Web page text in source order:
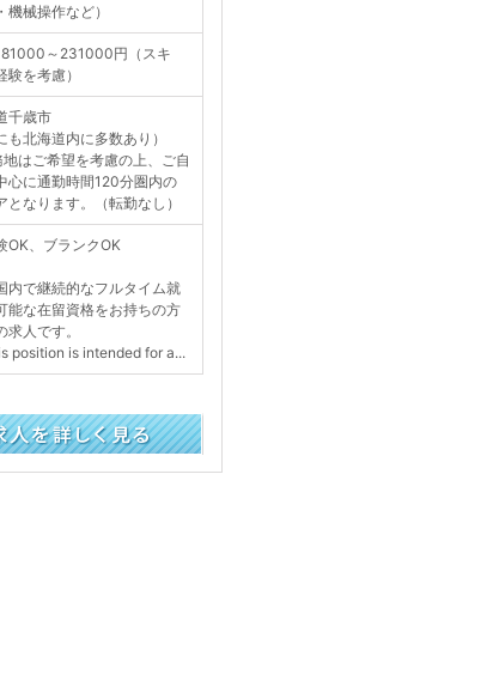
機械操作など）
～231000円（スキ
験を考慮）
千歳市
も北海道内に多数あり）
はご希望を考慮の上、ご自
心に通勤時間120分圏内の
となります。（転勤なし）
OK、ブランクOK
内で継続的なフルタイム就
能な在留資格をお持ちの方
求人です。
position is intended for a...